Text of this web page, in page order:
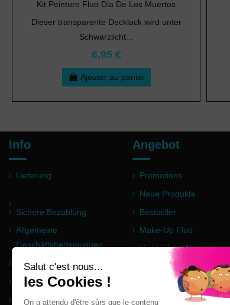
Kit Peinture Fluo Dia De Los Muertos
Dieser transparente Decklack wird unter
Schwarzlicht...
6,95 €
Ajouter au panier
Info
Lieferung
Sichere Bezahlung
Allgemeine
Geschäftsbedingungen
Impressum
Häufig gestellte Fragen
Partner
Angebot
Promotions
Neue Produkte
Bestseller
Make-Up Fluo
Verkleidung Neon
Pulver Holi